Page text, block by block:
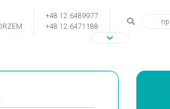
+48 12 6489977
+48 12 6471188